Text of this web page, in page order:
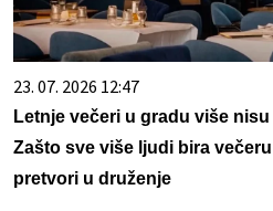
23. 07. 2026 12:47
Letnje večeri u gradu više
Zašto sve više ljudi bira
pretvori u druženje